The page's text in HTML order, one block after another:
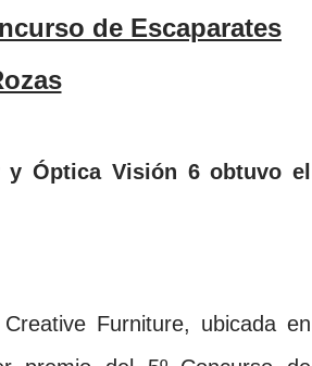
y Óptica Visión 6 obtuvo el
Furniture, ubicada en